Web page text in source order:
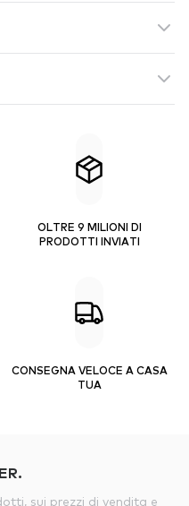
OLTRE 9 MILIONI DI
PRODOTTI INVIATI
CONSEGNA VELOCE A CASA
TUA
sui prezzi di vendita e